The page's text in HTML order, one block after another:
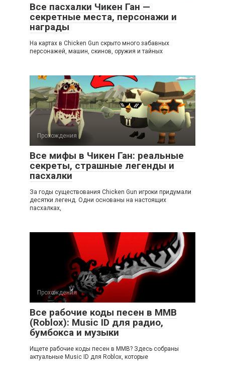
Все пасхалки Чикен Ган —
секретные места, персонажи и
награды
На картах в Chicken Gun скрыто много забавных
персонажей, машин, скинов, оружия и тайных
Прохождения
Все мифы в Чикен Ган: реальные
секреты, страшные легенды и
пасхалки
За годы существования Chicken Gun игроки придумали
десятки легенд. Одни основаны на настоящих
пасхалках,
Прохождения
Все рабочие коды песен в ММВ
(Roblox): Music ID для радио,
бумбокса и музыки
Ищете рабочие коды песен в ММВ? Здесь собраны
актуальные Music ID для Roblox, которые